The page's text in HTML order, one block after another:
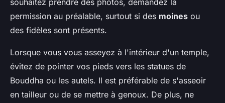
souhaitez prendre des photos, demandez la
permission au préalable, surtout si des moines ou
des fidèles sont présents.
Lorsque vous vous asseyez à l'intérieur d'un temple,
évitez de pointer vos pieds vers les statues de
Bouddha ou les autels. Il est préférable de s'asseoir
en tailleur ou de se mettre à genoux. De plus, ne